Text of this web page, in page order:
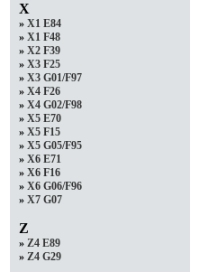
X
» X1 E84
» X1 F48
» X2 F39
» X3 F25
» X3 G01/F97
» X4 F26
» X4 G02/F98
» X5 E70
» X5 F15
» X5 G05/F95
» X6 E71
» X6 F16
» X6 G06/F96
» X7 G07
Z
» Z4 E89
» Z4 G29